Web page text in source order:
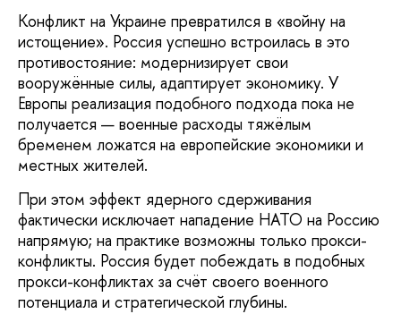
Конфликт на Украине превратился в «войну на
истощение». Россия успешно встроилась в это
противостояние: модернизирует свои
вооружённые силы, адаптирует экономику. У
Европы реализация подобного подхода пока не
получается — военные расходы тяжёлым
бременем ложатся на европейские экономики и
местных жителей.
При этом эффект ядерного сдерживания
фактически исключает нападение НАТО на Россию
напрямую; на практике возможны только прокси-
конфликты. Россия будет побеждать в подобных
прокси-конфликтах за счёт своего военного
потенциала и стратегической глубины.